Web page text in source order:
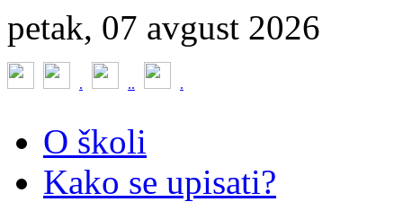
petak, 07 avgust 2026
. .. .
O školi
Kako se upisati?